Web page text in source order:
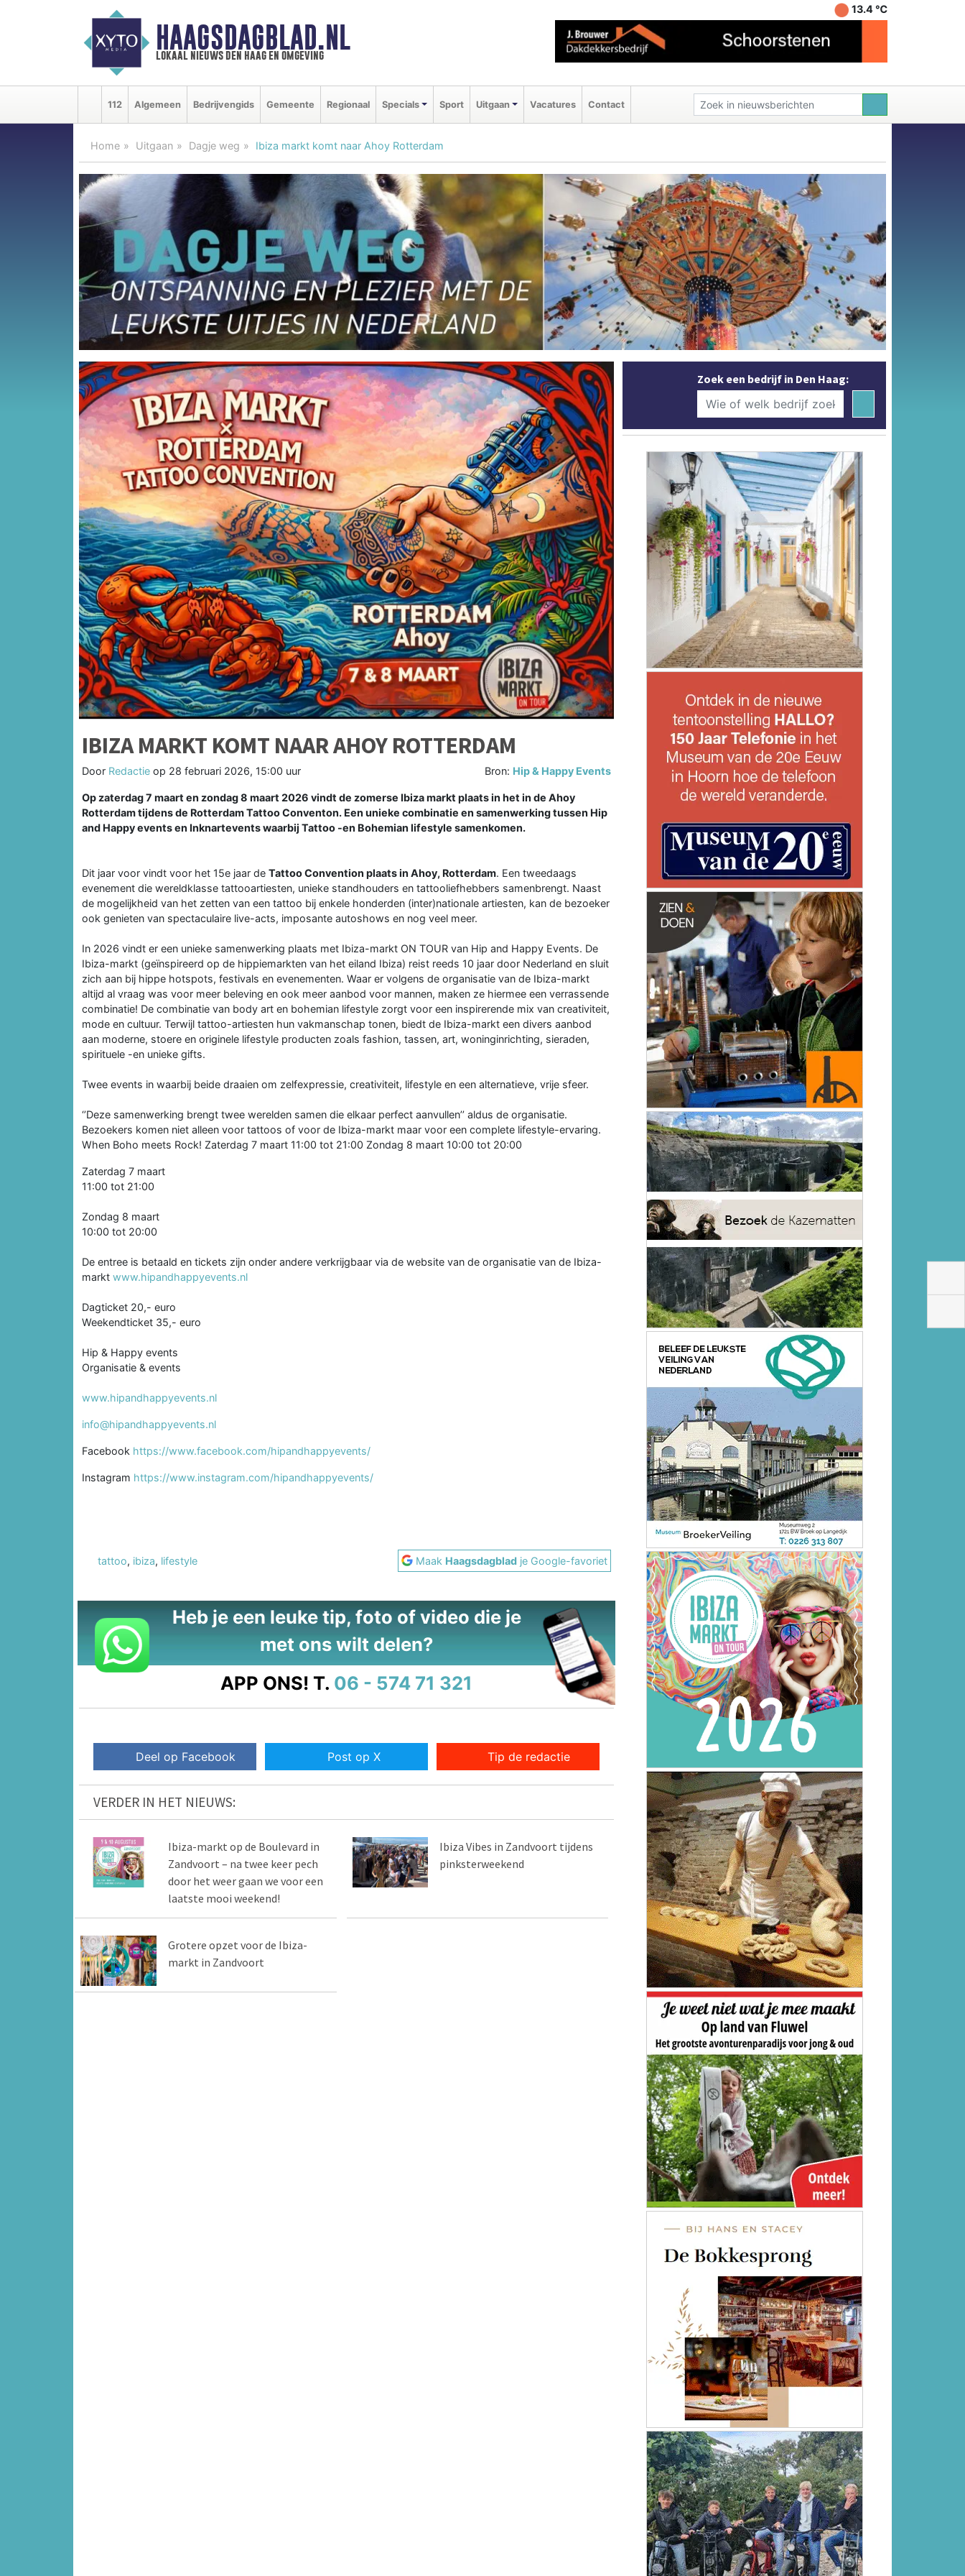
HAAGSDAGBLAD.NL
lokaal nieuws den haag en omgeving
13.4 ℃
112 Algemeen Bedrijvengids Gemeente Regionaal Specials Sport Uitgaan Vacatures Contact
Home Uitgaan Dagje weg Ibiza markt komt naar Ahoy Rotterdam
IBIZA MARKT KOMT NAAR AHOY ROTTERDAM
Door Redactie op 28 februari 2026, 15:00 uur Bron: Hip & Happy Events
Op zaterdag 7 maart en zondag 8 maart 2026 vindt de zomerse Ibiza markt plaats in het in de Ahoy
Rotterdam tijdens de Rotterdam Tattoo Conventon. Een unieke combinatie en samenwerking tussen Hip
and Happy events en Inknartevents waarbij Tattoo -en Bohemian lifestyle samenkomen.
Dit jaar voor vindt voor het 15e jaar de Tattoo Convention plaats in Ahoy, Rotterdam. Een tweedaags
evenement die wereldklasse tattooartiesten, unieke standhouders en tattooliefhebbers samenbrengt. Naast
de mogelijkheid van het zetten van een tattoo bij enkele honderden (inter)nationale artiesten, kan de bezoeker
ook genieten van spectaculaire live-acts, imposante autoshows en nog veel meer.
In 2026 vindt er een unieke samenwerking plaats met Ibiza-markt ON TOUR van Hip and Happy Events. De
Ibiza-markt (geïnspireerd op de hippiemarkten van het eiland Ibiza) reist reeds 10 jaar door Nederland en sluit
zich aan bij hippe hotspots, festivals en evenementen. Waar er volgens de organisatie van de Ibiza-markt
altijd al vraag was voor meer beleving en ook meer aanbod voor mannen, maken ze hiermee een verrassende
combinatie! De combinatie van body art en bohemian lifestyle zorgt voor een inspirerende mix van creativiteit,
mode en cultuur. Terwijl tattoo-artiesten hun vakmanschap tonen, biedt de Ibiza-markt een divers aanbod
aan moderne, stoere en originele lifestyle producten zoals fashion, tassen, art, woninginrichting, sieraden,
spirituele -en unieke gifts.
Twee events in waarbij beide draaien om zelfexpressie, creativiteit, lifestyle en een alternatieve, vrije sfeer.
‘’Deze samenwerking brengt twee werelden samen die elkaar perfect aanvullen’’ aldus de organisatie.
Bezoekers komen niet alleen voor tattoos of voor de Ibiza-markt maar voor een complete lifestyle-ervaring.
When Boho meets Rock! Zaterdag 7 maart 11:00 tot 21:00 Zondag 8 maart 10:00 tot 20:00
Zaterdag 7 maart
11:00 tot 21:00
Zondag 8 maart
10:00 tot 20:00
De entree is betaald en tickets zijn onder andere verkrijgbaar via de website van de organisatie van de Ibiza-
markt www.hipandhappyevents.nl
Dagticket 20,- euro
Weekendticket 35,- euro
Hip & Happy events
Organisatie & events
www.hipandhappyevents.nl
info@hipandhappyevents.nl
Facebook https://www.facebook.com/hipandhappyevents/
Instagram https://www.instagram.com/hipandhappyevents/
tattoo, ibiza, lifestyle Maak Haagsdagblad je Google-favoriet
Heb je een leuke tip, foto of video die je
met ons wilt delen?
APP ONS! T. 06 - 574 71 321
Deel op Facebook Post op X Tip de redactie
VERDER IN HET NIEUWS:
Ibiza-markt op de Boulevard in
Zandvoort – na twee keer pech
door het weer gaan we voor een
laatste mooi weekend!
Ibiza Vibes in Zandvoort tijdens
pinksterweekend
Grotere opzet voor de Ibiza-
markt in Zandvoort
Zoek een bedrijf in Den Haag: